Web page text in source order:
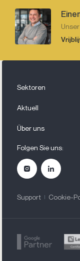
Sektoren
Aktuell
Über uns
Folgen Sie uns:
Support Cookie-